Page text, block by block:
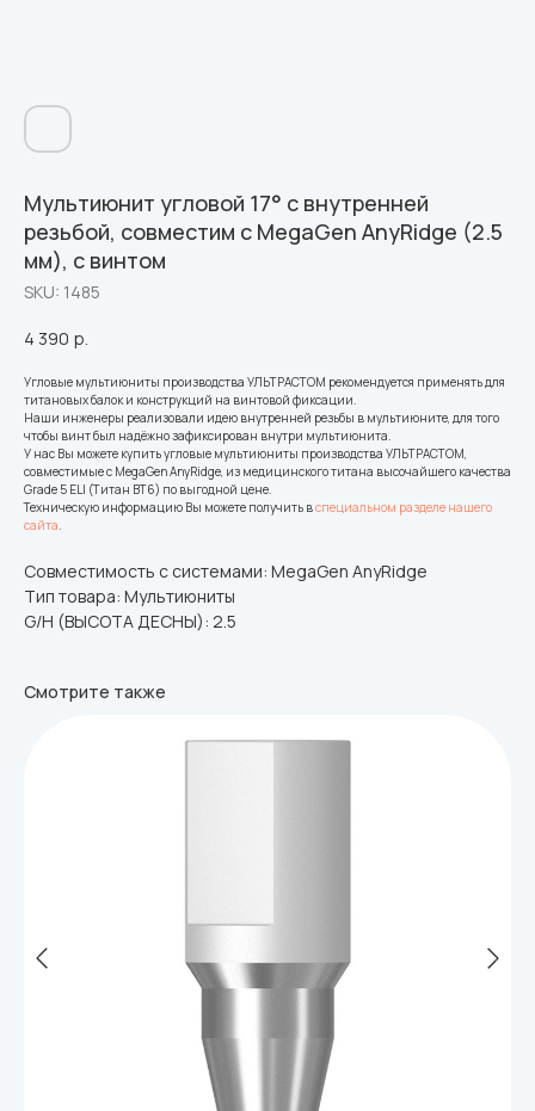
Мультиюнит угловой 17° с внутренней
резьбой, совместим с MegaGen AnyRidge (2.5
мм), с винтом
SKU: 1485
4 390 р.
Угловые мультиюниты производства УЛЬТРАСТОМ рекомендуется применять для
титановых балок и конструкций на винтовой фиксации.
Наши инженеры реализовали идею внутренней резьбы в мультиюните, для того
чтобы винт был надёжно зафиксирован внутри мультиюнита.
У нас Вы можете купить угловые мультиюниты производства УЛЬТРАСТОМ,
совместимые с MegaGen AnyRidge, из медицинского титана высочайшего качества
Grade 5 ELI (Титан ВТ6) по выгодной цене.
Техническую информацию Вы можете получить вспециальном разделе нашего
сайта.
Совместимость с системами: MegaGen AnyRidge
Тип товара: Мультиюниты
G/H (ВЫСОТА ДЕСНЫ): 2.5
Смотрите также